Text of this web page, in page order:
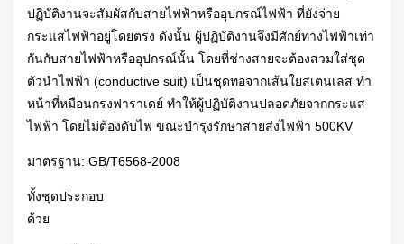
ปฏิบัติงานจะสัมผัสกับสายไฟฟ้าหรืออุปกรณ์ไฟฟ้า ที่ยังจ่าย
กระแสไฟฟ้าอยู่โดยตรง ดังนั้น ผู้ปฏิบัติงานจึงมีศักย์ทางไฟฟ้าเท่า
กันกับสายไฟฟ้าหรืออุปกรณ์นั้น โดยที่ช่างสายจะต้องสวมใส่ชุด
ตัวนำไฟฟ้า (conductive suit) เป็นชุดทอจากเส้นใยสเตนเลส ทำ
หน้าที่หมือนกรงฟาราเดย์ ทำให้ผู้ปฏิบัติงานปลอดภัยจากกระแส
ไฟฟ้า โดยไม่ต้องดับไฟ ขณะบำรุงรักษาสายส่งไฟฟ้า 500KV
มาตรฐาน: GB/T6568-2008
ทั้งชุดประกอบ
ด้วย